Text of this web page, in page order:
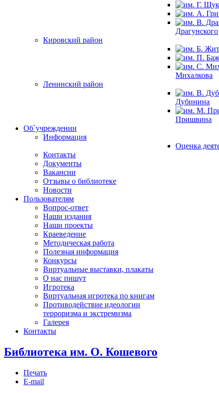
Драгунского
Кировский район
Михалкова
Ленинский район
Дубинина
Пришвина
Об`учреждении
Информация
Оценка
Контакты
Документы
Вакансии
Отзывы о библиотеке
Новости
Пользователям
Вопрос-ответ
Наши издания
Наши проекты
Краеведение
Методическая работа
Полезная информация
Конкурсы
Виртуальные выставки, плакаты
О нас пишут
Игротека
Виртуальная игротека по книгам
Противодействие идеологии
терроризма и экстремизма
Галерея
Контакты
Библиотека им. О. Кошевого
Печать
E-mail